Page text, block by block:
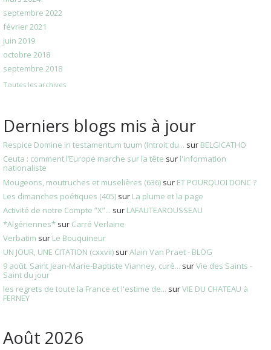
septembre 2022
février 2021
juin 2019
octobre 2018
septembre 2018
Toutes les archives
Derniers blogs mis à jour
Respice Domine in testamentum tuum (Introit du... sur BELGICATHO
Ceuta : comment l’Europe marche sur la tête sur l'information
nationaliste
Mougeons, moutruches et muselières (636) sur ET POURQUOI DONC ?
Les dimanches poétiques (405) sur La plume et la page
Activité de notre Compte ”X”... sur LAFAUTEAROUSSEAU
*Algériennes* sur Carré Verlaine
Verbatim sur Le Bouquineur
UN JOUR, UNE CITATION (cxxvii) surAlain Van Praet - BLOG
9 août. Saint Jean-Marie-Baptiste Vianney, curé... surVie des Saints -
Saint du jour
les regrets de toute la France et l'estime de... surVIE DU CHATEAU à
FERNEY
Août 2026